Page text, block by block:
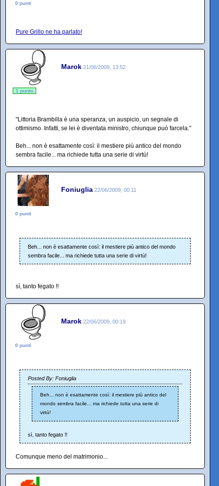
0 punti
Pure Grillo ne ha parlato!
Marok 21/06/2009, 13:52
1 punto
"Littoria Brambilla è una speranza, un auspicio, un segnale di
ottimismo. Infatti, se lei è diventata ministro, chiunque può farcela."
Beh... non è esattamente così: il mestiere più antico del mondo
sembra facile... ma richiede tutta una serie di virtù!
Foniuglia 22/06/2009, 00:11
0 punti
Beh... non è esattamente così: il mestiere più antico del mondo
sembra facile... ma richiede tutta una serie di virtù!
sì, tanto fegato !!
Marok 22/06/2009, 00:19
0 punti
Posted By: Foniuglia
Beh... non è esattamente così: il mestiere più antico del
mondo sembra facile... ma richiede tutta una serie di
virtù!
sì, tanto fegato !!
Comunque meno del matrimonio...